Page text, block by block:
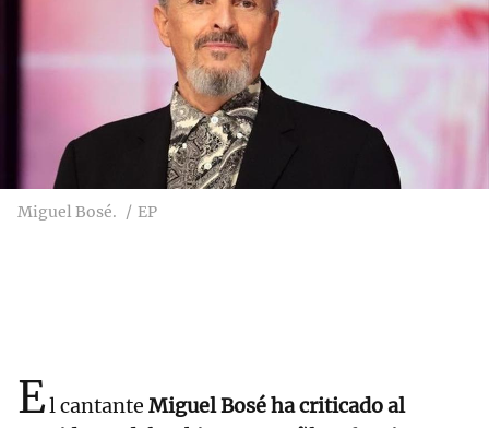
Miguel Bosé. EP
El cantante Miguel Bosé ha criticado al